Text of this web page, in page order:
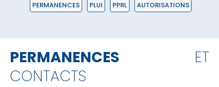
PERMANENCES PLUI PPRL AUTORISATIONS
PERMANENCES ET
CONTACTS